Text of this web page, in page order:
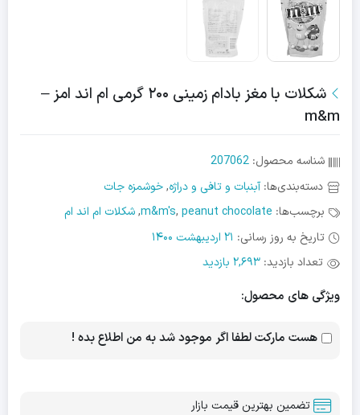
شکلات با مغز بادام زمینی ۲۰۰ گرمی ام اند امز –
m&m
شناسه محصول: 207062
دسته‌بندی‌ها:آبنبات و تافی و دراژه,خوشمزه جات
برچسب‌ها:
m&m's, peanut chocolate
,شکلات ام اند ام
تاریخ به روز رسانی: 21 اردیبهشت 1400
تعداد بازدید: 2,693 بازدید
ویژگی های محصول:
هست مارکت لطفا اگر موجود شد به من اطلاع بده !
تضمین بهترین قیمت بازار